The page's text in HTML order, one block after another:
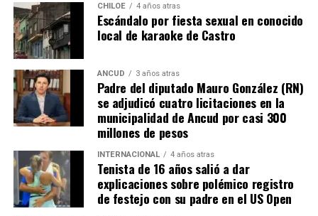
CHILOE 4 años atras
Escándalo por fiesta sexual en conocido
local de karaoke de Castro
ANCUD 3 años atras
Padre del diputado Mauro González (RN)
se adjudicó cuatro licitaciones en la
municipalidad de Ancud por casi 300
millones de pesos
INTERNACIONAL 4 años atras
Tenista de 16 años salió a dar
explicaciones sobre polémico registro
de festejo con su padre en el US Open